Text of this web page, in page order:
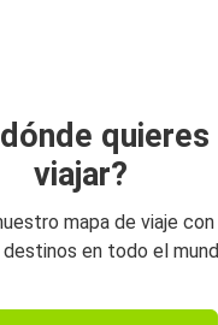
quieres
viajar?
mapa de viaje con
en todo el